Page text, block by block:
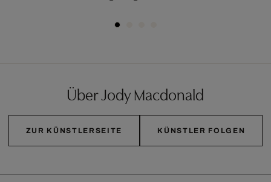
Über Jody Macdonald
ZUR KÜNSTLERSEITE KÜNSTLER FOLGEN